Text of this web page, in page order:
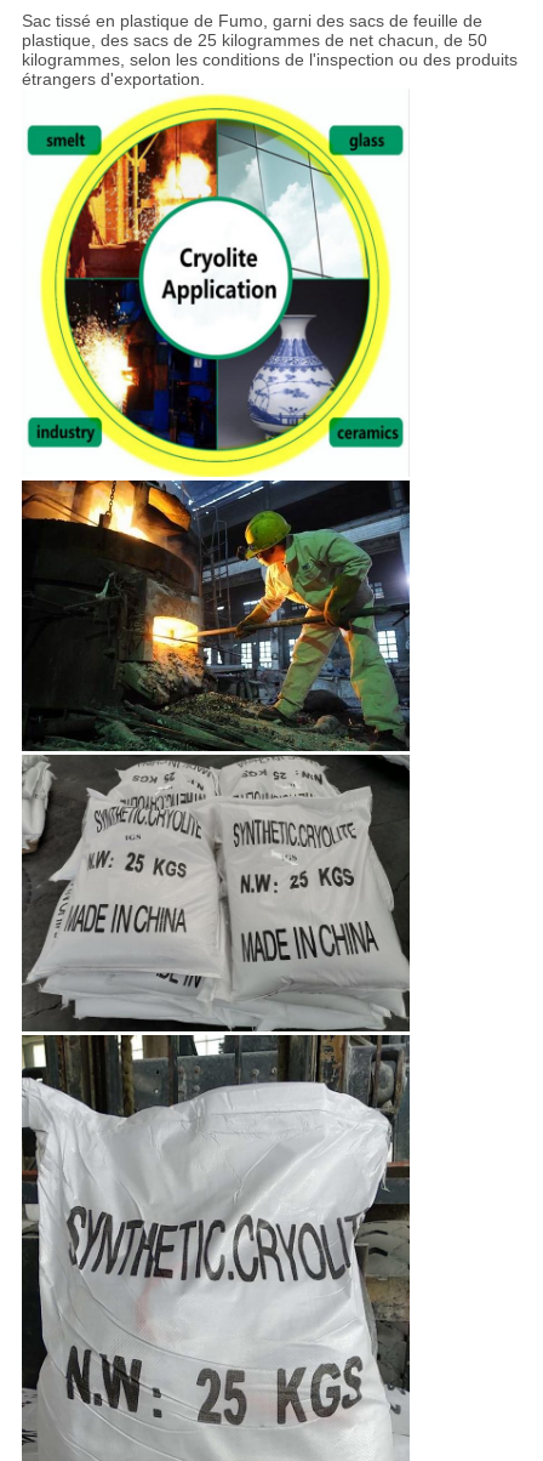
Sac tissé en plastique de Fumo, garni des sacs de feuille de
plastique, des sacs de 25 kilogrammes de net chacun, de 50
kilogrammes, selon les conditions de l'inspection ou des produits
étrangers d'exportation.